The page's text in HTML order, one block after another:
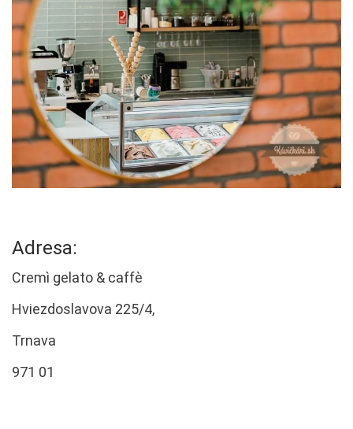
Adresa:
Cremì gelato & caffè
Hviezdoslavova 225/4,
Trnava
971 01